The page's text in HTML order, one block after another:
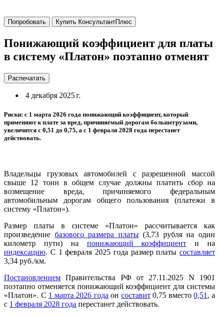
Попробовать Купить КонсультантПлюс
Понижающий коэффициент для платы
в систему «Платон» поэтапно отменят
Распечатать
4 декабря 2025 г.
Риски: с 1 марта 2026 года понижающий коэффициент, который
применяют к плате за вред, причиняемый дорогам большегрузами,
увеличится с 0,51 до 0,75, а с 1 февраля 2028 года перестанет
действовать.
Владельцы грузовых автомобилей с разрешенной массой
свыше 12 тонн в общем случае должны платить сбор на
возмещение вреда, причиняемого федеральным
автомобильным дорогам общего пользования (платежи в
систему «Платон»).
Размер платы в системе «Платон» рассчитывается как
произведение базового размера платы(3,73 рубля на один
километр пути) на понижающий коэффициент и на
индексацию. С 1 февраля 2025 года размер платы составляет
3,34 руб./км.
Постановлением Правительства РФ от 27.11.2025 N 1901
поэтапно отменяется понижающий коэффициент для системы
«Платон». С 1 марта 2026 года он составит0,75 вместо0,51 , а
с 1 февраля 2028 года перестанет действовать.